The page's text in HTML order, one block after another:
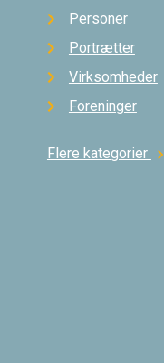
Personer
Portrætter
Virksomheder
Foreninger
Flere kategorier chevron_right